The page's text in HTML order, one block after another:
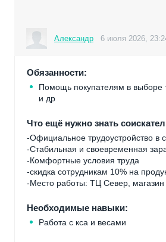
Александр 6 июля 2026,
Обязанности:
Помощь покупателям в выборе
и др
Что ещё нужно знать
-Официальное трудоустройство в
-Стабильная и своевременная
-Комфортные условия труда
-скидка сотрудникам 10% на
-Место работы: ТЦ Север,
Необходимые навыки:
Работа с кса и весами